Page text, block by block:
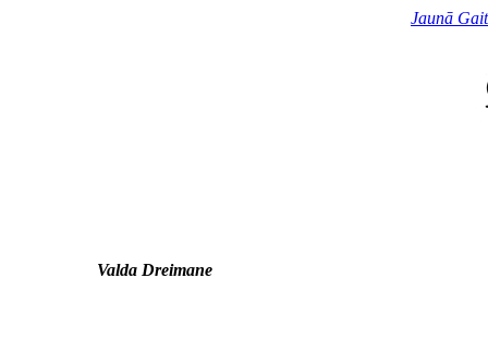
Jaunā
Valda Dreimane